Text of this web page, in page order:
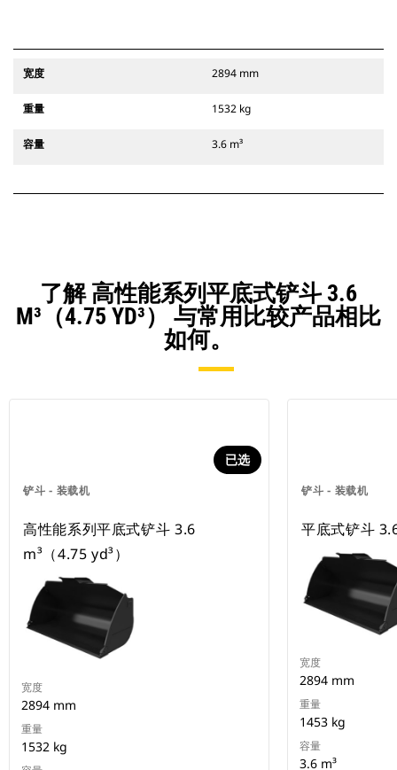
宽度 2894 mm
重量 1532 kg
容量 3.6 m³
了解 高性能系列平底式铲斗 3.6
M³（4.75 YD³） 与常用比较产品相比
如何。
铲斗 - 装载机
已选
高性能系列平底式铲斗 3.6
m³（4.75 yd³）
宽度
2894 mm
重量
1532 kg
铲斗 - 装载机
平底式铲斗
宽度
2894 mm
重量
1453 kg
容量
3.6 m³